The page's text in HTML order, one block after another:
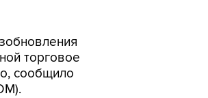
торговое
сообщило